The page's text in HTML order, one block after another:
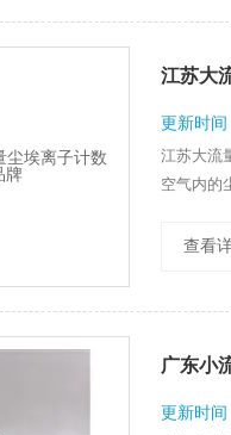
江苏大
更新时间
江苏大流
空气内的
色触摸
查看
广东小
更新时间